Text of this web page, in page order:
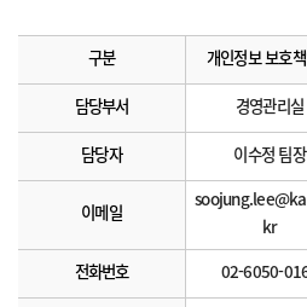
구분 개인정보 보호
담당부서 경영관리실
담당자 이수정 팀장
이메일
kr
전화번호 02-6050-